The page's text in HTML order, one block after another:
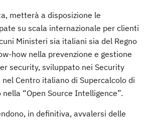
metterà a disposizione le
su scala internazionale per clienti
Ministeri sia italiani sia del Regno
how nella prevenzione e gestione
security, sviluppato nei Security
Centro italiano di Supercalcolo di
“Open Source Intelligence”.
in definitiva, avvalersi delle